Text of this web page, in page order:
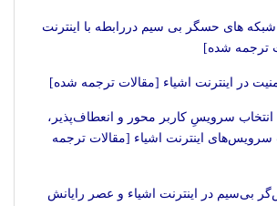
های حسگر بی سیم دررابطه با اینترنت
ترجمه شده]
در اینترنت اشیاء [مقالات ترجمه شده]
انتخاب سرویسِ کاربر محور و انعطاف‌پذیر،
سرویس‌های اینترنت اشیاء [مقالات ترجمه
بی‌سیم در اینترنت اشیاء و عصر رایانش